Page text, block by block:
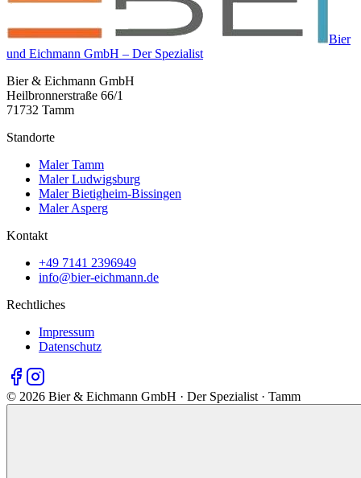
Bier
und Eichmann GmbH – Der Spezialist
Bier & Eichmann GmbH
Heilbronnerstraße 66/1
71732 Tamm
Standorte
Maler Tamm
Maler Ludwigsburg
Maler Bietigheim-Bissingen
Maler Asperg
Kontakt
+49 7141 2396949
info@bier-eichmann.de
Rechtliches
Impressum
Datenschutz
© 2026 Bier & Eichmann GmbH · Der Spezialist · Tamm